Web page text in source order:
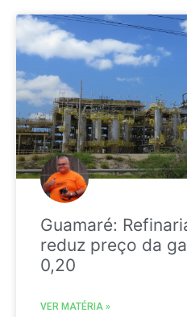
Guamaré:
reduz preço da
0,20
VER MATÉRIA »